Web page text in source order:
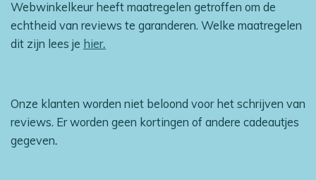
Webwinkelkeur heeft maatregelen getroffen om de
echtheid van reviews te garanderen. Welke maatregelen
dit zijn lees je hier.
Onze klanten worden niet beloond voor het schrijven van
reviews. Er worden geen kortingen of andere cadeautjes
gegeven.